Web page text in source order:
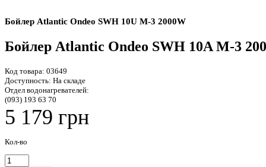
Бойлер Atlantic Ondeo SWH 10U M-3 2000W
Бойлер Atlantic Ondeo SWH 10A M-3
Код товара: 03649
Доступность: На складе
Отдел водонагревателей:
(093) 193 63 70
5 179 грн
Кол-во